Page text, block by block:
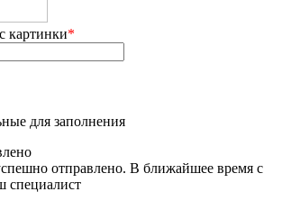
картинки*
для заполнения
отправлено. В ближайшее время с
специалист